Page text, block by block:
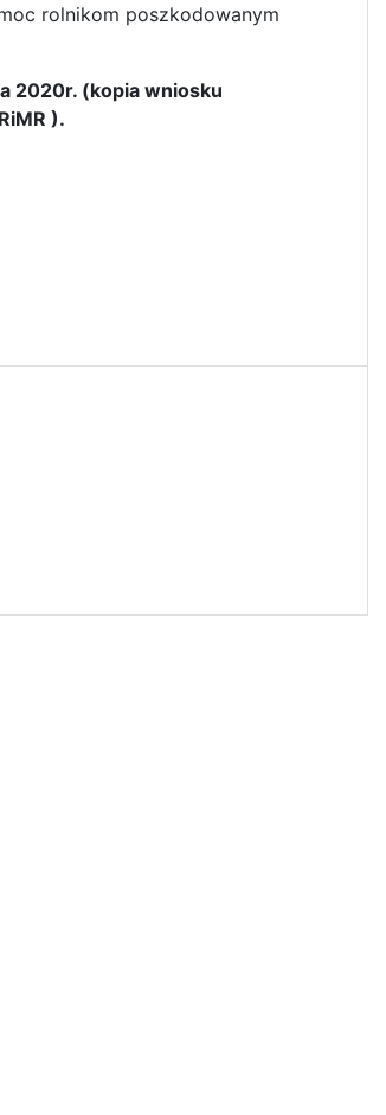
rolnikom poszkodowanym
2020r. (kopia wniosku
).